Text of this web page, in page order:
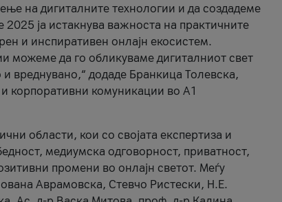
на дигиталните технологии и да создадеме
ја истакнува важноста на практичните
и инспиративен онлајн екосистем.
можеме да го обликуваме дигиталниот свет
вреднувано,“ додаде Бранкица Толевска,
корпоративни комуникации во А1
области, кои со својата експертиза и
медиумска одговорност, приватност,
промени во онлајн светот. Меѓу
Аврамовска, Стевчо Ристески, Н.Е.